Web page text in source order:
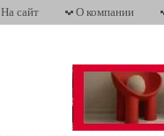
На сайт О компании